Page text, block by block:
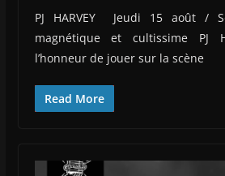
PJ HARVEY Jeudi 15 août /
magnétique et cultissime PJ
l’honneur de jouer sur la scène
Read More